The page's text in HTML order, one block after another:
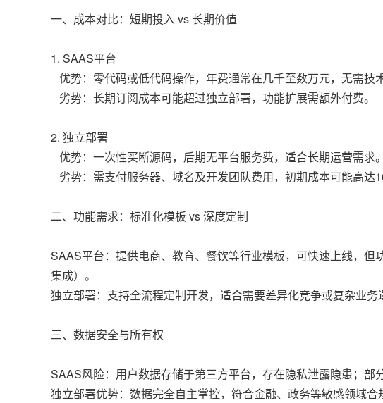
一、成本对比：短期投入 vs 长期价值
1. SAAS平台
优势：零代码或低代码操作，年费通常在几千至数万元，无需技
劣势：长期订阅成本可能超过独立部署，功能扩展需额外付费。
2. 独立部署
优势：一次性买断源码，后期无平台服务费，适合长期运营需求
劣势：需支付服务器、域名及开发团队费用，初期成本可能高达
二、功能需求：标准化模板 vs 深度定制
SAAS平台：提供电商、教育、餐饮等行业模板，可快速上线，
集成）。
独立部署：支持全流程定制开发，适合需要差异化竞争或复杂业务
三、数据安全与所有权
SAAS风险：用户数据存储于第三方平台，存在隐私泄露隐患；部
独立部署优势：数据完全自主掌控，符合金融、政务等敏感领域合